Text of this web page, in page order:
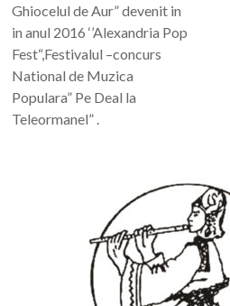
Ghiocelul de Aur” devenit in
in anul 2016 ‘’Alexandria Pop
Fest“,Festivalul –concurs
National de Muzica
Populara” Pe Deal la
Teleormanel” .